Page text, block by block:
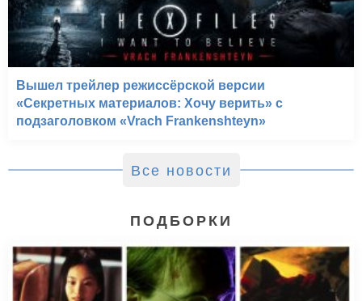
Вышел трейлер режиссёрской версии
«Секретных материалов: Хочу верить» с
подзаголовком «Vrach Frankenshteyn»
Все новости
ПОДБОРКИ